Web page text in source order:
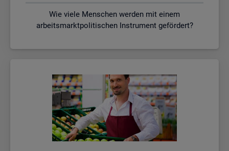
Wie viele Menschen werden mit einem
arbeitsmarktpolitischen Instrument gefördert?